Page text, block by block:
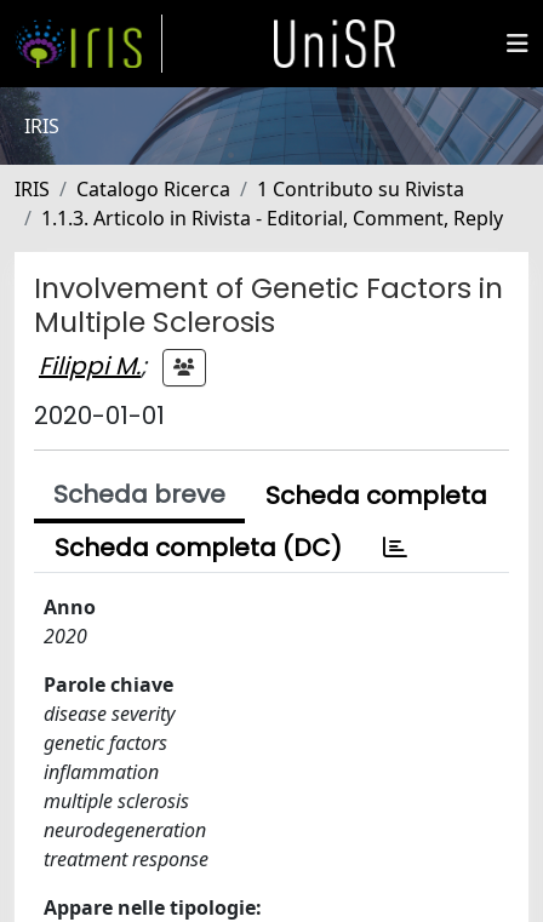
IRIS
IRIS Catalogo Ricerca
1 Contributo su Rivista
1.1.3. Articolo in Rivista - Editorial, Comment, Reply
Involvement of Genetic Factors in
Multiple Sclerosis
Filippi M.;
2020-01-01
Scheda breve
Scheda completa
Scheda completa (DC)
Anno
2020
Parole chiave
disease severity
genetic factors
inflammation
multiple sclerosis
neurodegeneration
treatment response
Appare nelle tipologie: